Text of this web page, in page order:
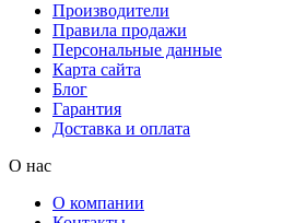
Производители
Правила продажи
Персональные данные
Карта сайта
Блог
Гарантия
Доставка и оплата
О нас
О компании